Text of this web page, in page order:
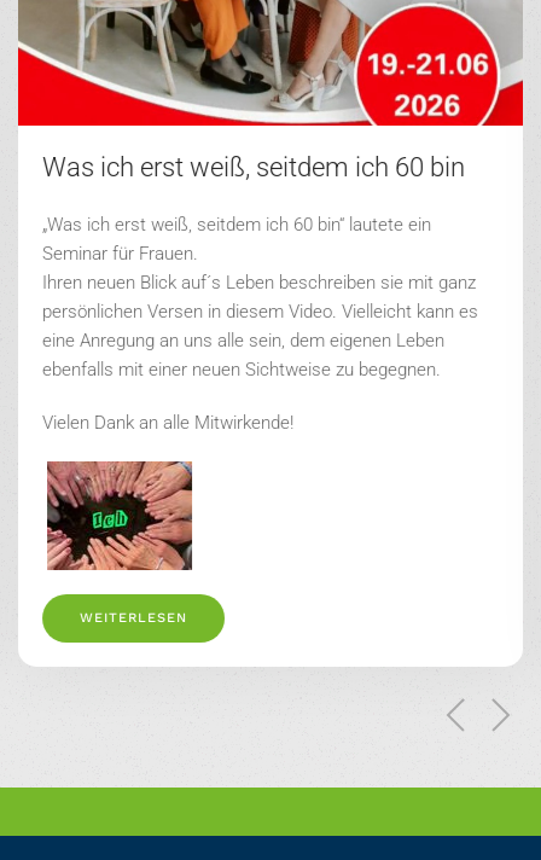
Was ich erst weiß, seitdem ich 60 bin
„Was ich erst weiß, seitdem ich 60 bin“ lautete ein
Seminar für Frauen.
Ihren neuen Blick auf´s Leben beschreiben sie mit ganz
persönlichen Versen in diesem Video. Vielleicht kann es
eine Anregung an uns alle sein, dem eigenen Leben
ebenfalls mit einer neuen Sichtweise zu begegnen.
Vielen Dank an alle Mitwirkende!
WEITERLESEN